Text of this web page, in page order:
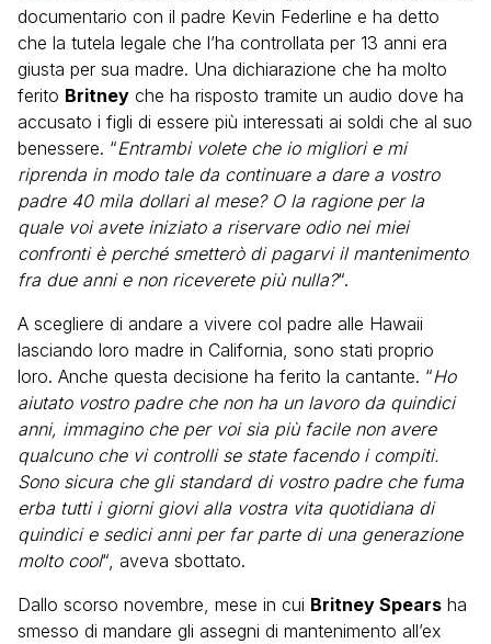
documentario con il padre Kevin Federline e ha detto
che la tutela legale che l’ha controllata per 13 anni era
giusta per sua madre. Una dichiarazione che ha molto
ferito Britney che ha risposto tramite un audio dove ha
accusato i figli di essere più interessati ai soldi che al suo
benessere. “Entrambi volete che io migliori e mi
riprenda in modo tale da continuare a dare a vostro
padre 40 mila dollari al mese? O la ragione per la
quale voi avete iniziato a riservare odio nei miei
confronti è perché smetterò di pagarvi il mantenimento
fra due anni e non riceverete più nulla?“.
A scegliere di andare a vivere col padre alle Hawaii
lasciando loro madre in California, sono stati proprio
loro. Anche questa decisione ha ferito la cantante. “Ho
aiutato vostro padre che non ha un lavoro da quindici
anni, immagino che per voi sia più facile non avere
qualcuno che vi controlli se state facendo i compiti.
Sono sicura che gli standard di vostro padre che fuma
erba tutti i giorni giovi alla vostra vita quotidiana di
quindici e sedici anni per far parte di una generazione
molto cool“, aveva sbottato.
Dallo scorso novembre, mese in cui Britney Spears ha
smesso di mandare gli assegni di mantenimento all’ex